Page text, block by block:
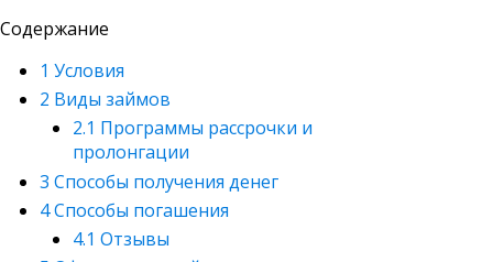
Содержание
1 Условия
2 Виды займов
2.1 Программы рассрочки и
пролонгации
3 Способы получения денег
4Способы погашения
4.1 Отзывы